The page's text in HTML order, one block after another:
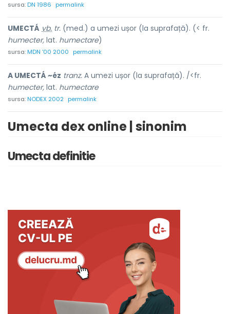
sursa:DN 1986 permalink
UMECTÁ vb. tr. (med.) a umezi ușor (la suprafață). (< fr.
humecter, lat. humectare)
sursa:MDN '00 2000 permalink
A UMECTÁ ~éz tranz. A umezi ușor (la suprafață). /<fr.
humecter, lat. humectare
sursa:NODEX 2002 permalink
Umecta dex online | sinonim
Umecta definitie